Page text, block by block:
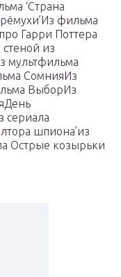
‘Страна
фильма
Гарри Поттера
из
мультфильма
СомнияИз
ВыборИз
сериала
шпиона’из
Острые козырьки